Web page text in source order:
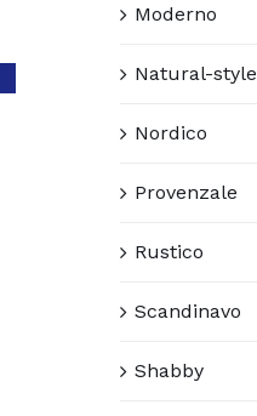
Moderno
Natural-style
Nordico
Provenzale
Rustico
Scandinavo
Shabby